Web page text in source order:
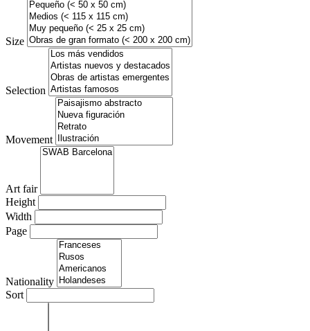
Size
Selection
Movement
Art fair
Height
Width
Page
Nationality
Sort